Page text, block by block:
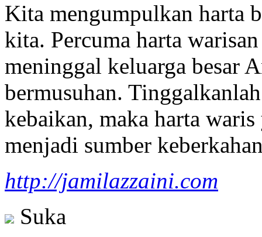
Kita mengumpulkan harta
kita. Percuma harta
meninggal keluarga besar
bermusuhan.
kebaikan, maka harta
menjadi sumber
http://jamilazzaini.com
Suka